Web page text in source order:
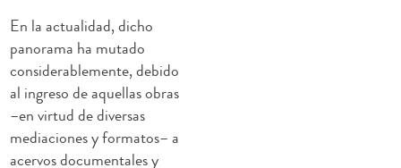
En la actualidad, dicho
panorama ha mutado
considerablemente, debido
al ingreso de aquellas obras
–en virtud de diversas
mediaciones y formatos– a
acervos documentales y